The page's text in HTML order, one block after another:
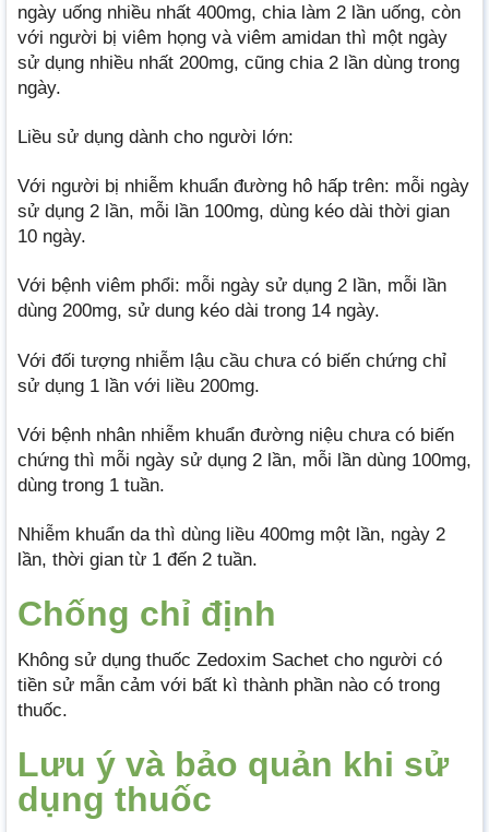
ngày uống nhiều nhất 400mg, chia làm 2 lần uống, còn
với người bị viêm họng và viêm amidan thì một ngày
sử dụng nhiều nhất 200mg, cũng chia 2 lần dùng trong
ngày.
Liều sử dụng dành cho người lớn:
Với người bị nhiễm khuẩn đường hô hấp trên: mỗi ngày
sử dụng 2 lần, mỗi lần 100mg, dùng kéo dài thời gian
10 ngày.
Với bệnh viêm phổi: mỗi ngày sử dụng 2 lần, mỗi lần
dùng 200mg, sử dung kéo dài trong 14 ngày.
Với đối tượng nhiễm lậu cầu chưa có biến chứng chỉ
sử dụng 1 lần với liều 200mg.
Với bệnh nhân nhiễm khuẩn đường niệu chưa có biến
chứng thì mỗi ngày sử dụng 2 lần, mỗi lần dùng 100mg,
dùng trong 1 tuần.
Nhiễm khuẩn da thì dùng liều 400mg một lần, ngày 2
lần, thời gian từ 1 đến 2 tuần.
Chống chỉ định
Không sử dụng thuốc Zedoxim Sachet cho người có
tiền sử mẫn cảm với bất kì thành phần nào có trong
thuốc.
Lưu ý và bảo quản khi sử
dụng thuốc